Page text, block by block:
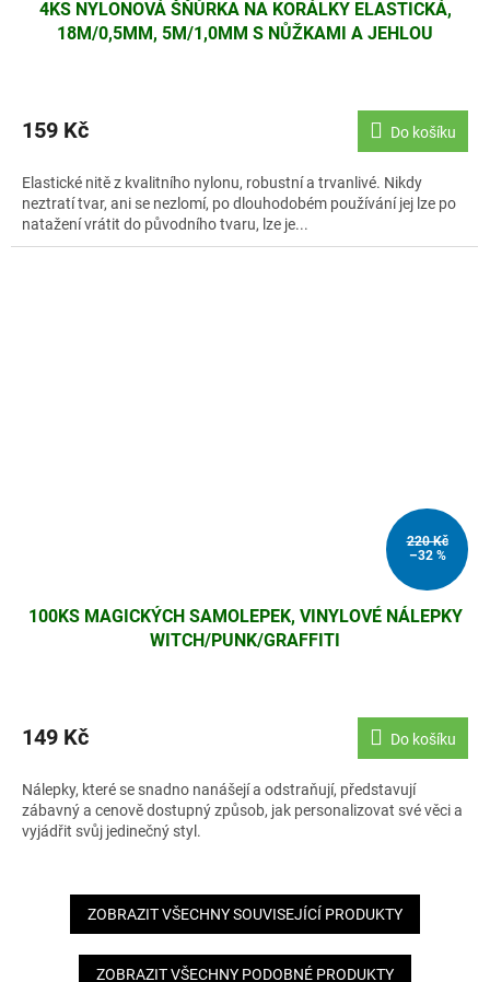
4KS NYLONOVÁ ŠŇŮRKA NA KORÁLKY ELASTICKÁ,
18M/0,5MM, 5M/1,0MM S NŮŽKAMI A JEHLOU
159 Kč Do košíku
Elastické nitě z kvalitního nylonu, robustní a trvanlivé. Nikdy
neztratí tvar, ani se nezlomí, po dlouhodobém používání jej lze po
natažení vrátit do původního tvaru, lze je...
220 Kč
–32 %
100KS MAGICKÝCH SAMOLEPEK, VINYLOVÉ NÁLEPKY
WITCH/PUNK/GRAFFITI
149 Kč Do košíku
Nálepky, které se snadno nanášejí a odstraňují, představují
zábavný a cenově dostupný způsob, jak personalizovat své věci a
vyjádřit svůj jedinečný styl.
ZOBRAZIT VŠECHNY SOUVISEJÍCÍ PRODUKTY
ZOBRAZIT VŠECHNY PODOBNÉ PRODUKTY